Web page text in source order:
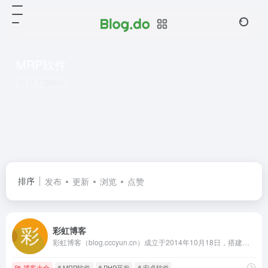
排序 发布 更新 浏览 点赞
彩虹博客